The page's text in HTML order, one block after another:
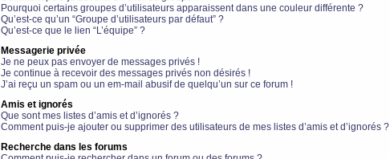
Pourquoi certains groupes d’utilisateurs apparaissent dans une couleur différente ?
Qu’est-ce qu’un “Groupe d’utilisateurs par défaut” ?
Qu’est-ce que le lien “L’équipe” ?
Messagerie privée
Je ne peux pas envoyer de messages privés !
Je continue à recevoir des messages privés non désirés !
J’ai reçu un spam ou un em-mail abusif de quelqu’un sur ce forum !
Amis et ignorés
Que sont mes listes d’amis et d’ignorés ?
Comment puis-je ajouter ou supprimer des utilisateurs de mes listes d’amis et d’ignorés ?
Recherche dans les forums